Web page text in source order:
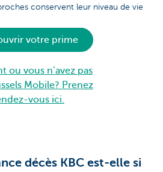
conservent leur niveau de vie
votre prime
ou vous n’avez pas
Mobile? Prenez
vous ici.
décès KBC est-elle si